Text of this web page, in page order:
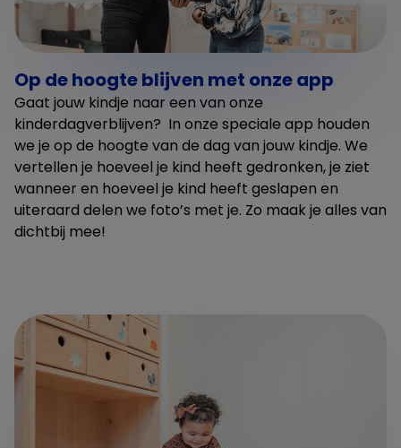
Op de hoogte blijven met onze app
Gaat jouw kindje naar een van onze
kinderdagverblijven? In onze speciale app houden
we je op de hoogte van de dag van jouw kindje. We
vertellen je hoeveel je kind heeft gedronken, je ziet
wanneer en hoeveel je kind heeft geslapen en
uiteraard delen we foto’s met je. Zo maak je alles van
dichtbij mee!